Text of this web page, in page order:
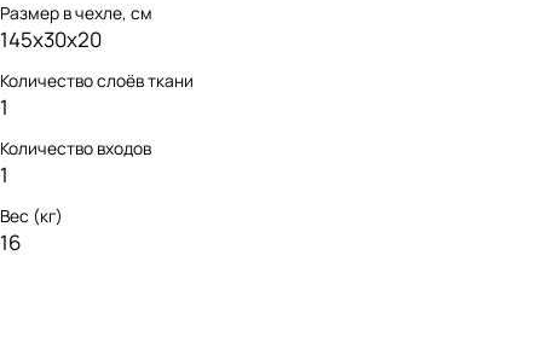
Размер в чехле, см
145x30x20
Количество слоёв ткани
1
Количество входов
1
Вес (кг)
16